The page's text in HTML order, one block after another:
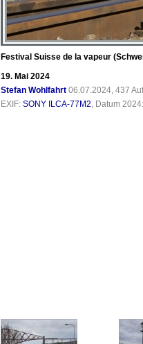
Festival Suisse de la vapeur
19. Mai 2024
Stefan Wohlfahrt 06.07.2024, 437
EXIF: SONY ILCA-77M2, Datum